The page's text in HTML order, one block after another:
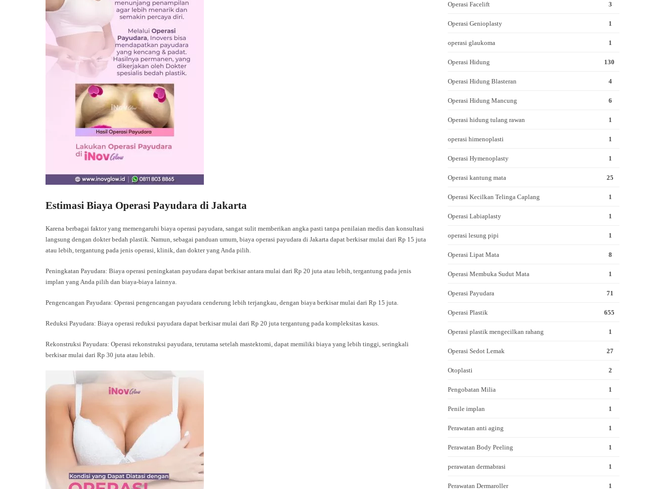
Estimasi Biaya Operasi Payudara di Jakarta
Karena berbagai faktor yang memengaruhi biaya operasi payudara, sangat sulit memberikan angka pasti tanpa penilaian medis dan konsultasi
langsung dengan dokter bedah plastik. Namun, sebagai panduan umum, biaya operasi payudara di Jakarta dapat berkisar mulai dari Rp 15 juta
atau lebih, tergantung pada jenis operasi, klinik, dan dokter yang Anda pilih.
Peningkatan Payudara: Biaya operasi peningkatan payudara dapat berkisar antara mulai dari Rp 20 juta atau lebih, tergantung pada jenis
implan yang Anda pilih dan biaya-biaya lainnya.
Pengencangan Payudara: Operasi pengencangan payudara cenderung lebih terjangkau, dengan biaya berkisar mulai dari Rp 15 juta.
Reduksi Payudara: Biaya operasi reduksi payudara dapat berkisar mulai dari Rp 20 juta tergantung pada kompleksitas kasus.
Rekonstruksi Payudara: Operasi rekonstruksi payudara, terutama setelah mastektomi, dapat memiliki biaya yang lebih tinggi, seringkali
berkisar mulai dari Rp 30 juta atau lebih.
Operasi Facelift 3
Operasi Genioplasty 1
operasi glaukoma 1
Operasi Hidung 130
Operasi Hidung Blasteran 4
Operasi Hidung Mancung 6
Operasi hidung tulang rawan 1
operasi himenoplasti 1
Operasi Hymenoplasty 1
Operasi kantung mata 25
Operasi Kecilkan Telinga Caplang 1
Operasi Labiaplasty 1
operasi lesung pipi 1
Operasi Lipat Mata 8
Operasi Membuka Sudut Mata 1
Operasi Payudara 71
Operasi Plastik 655
Operasi plastik mengecilkan rahang 1
Operasi Sedot Lemak 27
Otoplasti 2
Pengobatan Milia 1
Penile implan 1
Perawatan anti aging 1
Perawatan Body Peeling 1
perawatan dermabrasi 1
Perawatan Dermaroller 1